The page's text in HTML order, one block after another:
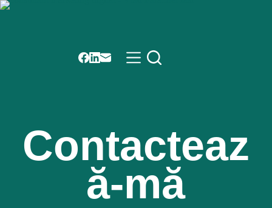
Contacteaz
ă-mă